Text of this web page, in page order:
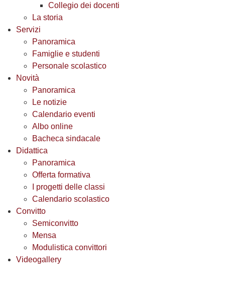
Collegio dei docenti
La storia
Servizi
Panoramica
Famiglie e studenti
Personale scolastico
Novità
Panoramica
Le notizie
Calendario eventi
Albo online
Bacheca sindacale
Didattica
Panoramica
Offerta formativa
I progetti delle classi
Calendario scolastico
Convitto
Semiconvitto
Mensa
Modulistica convittori
Videogallery